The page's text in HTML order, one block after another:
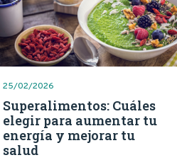
25/02/2026
Superalimentos: Cuáles
elegir para aumentar tu
energía y mejorar tu
salud